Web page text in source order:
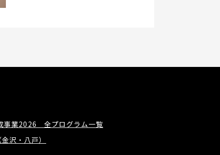
事業2026 全プログラム一覧
・八戸）